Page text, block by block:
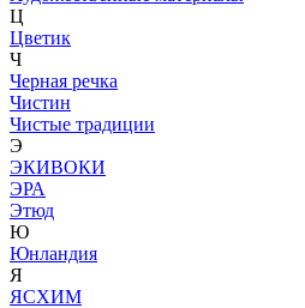
Ц
Цветик
Ч
Черная речка
Чистин
Чистые традиции
Э
ЭКИВОКИ
ЭРА
Этюд
Ю
Юнландия
Я
ЯСХИМ